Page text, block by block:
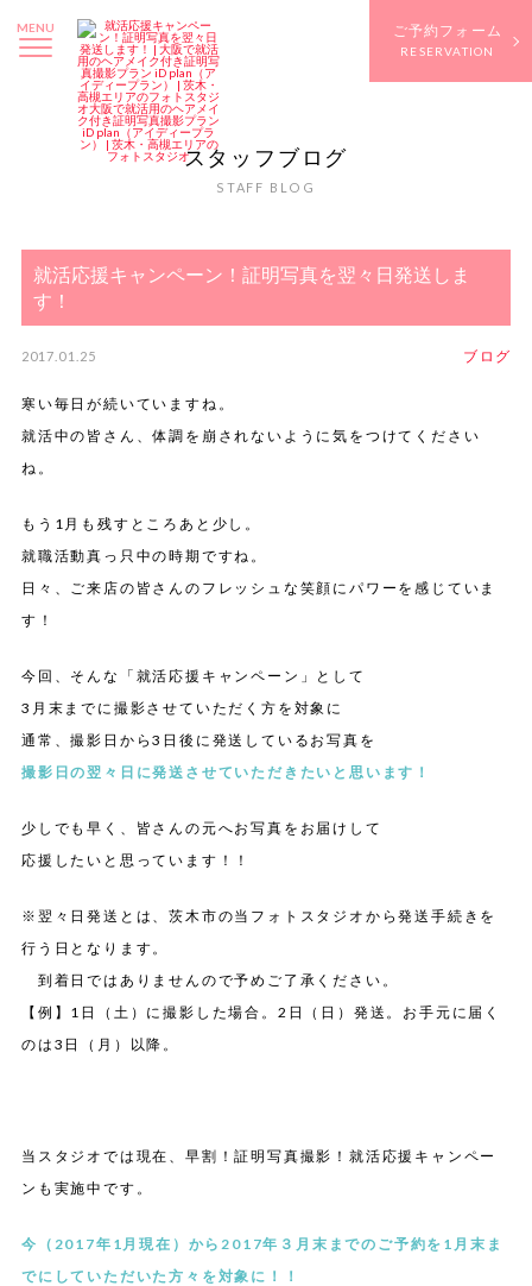
MENU ご予約フォーム
RESERVATION
スタッフブログ
STAFF BLOG
就活応援キャンペーン！証明写真を翌々日発送しま
す！
2017.01.25 ブログ
寒い毎日が続いていますね。
就活中の皆さん、体調を崩されないように気をつけてください
ね。
もう1月も残すところあと少し。
就職活動真っ只中の時期ですね。
日々、ご来店の皆さんのフレッシュな笑顔にパワーを感じていま
す！
今回、そんな「就活応援キャンペーン」として
3月末までに撮影させていただく方を対象に
通常、撮影日から3日後に発送しているお写真を
撮影日の翌々日に発送させていただきたいと思います！
少しでも早く、皆さんの元へお写真をお届けして
応援したいと思っています！！
※翌々日発送とは、茨木市の当フォトスタジオから発送手続きを
行う日となります。
到着日ではありませんので予めご了承ください。
【例】1日（土）に撮影した場合。2日（日）発送。お手元に届く
のは3日（月）以降。
当スタジオでは現在、早割！証明写真撮影！就活応援キャンペー
ンも実施中です。
今（2017年1月現在）から2017年３月末までのご予約を1月末ま
でにしていただいた方々を対象に！！